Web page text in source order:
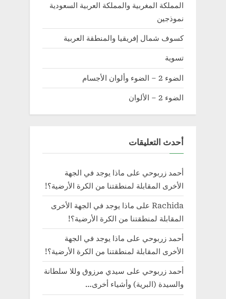
المملكة المغربية والمملكة العربية السعودية
نموذجين
كسوف شمال إفريقيا والمنطقة العربية
تسوية
الضوء 2 – الضوء وألوان الأجسام
الضوء 2 – الألوان
أحدث التعليقات
أحمد زربوحي على ماذا يوجد في الجهة
الأخرى المقابلة لمنطقتنا من الكرة الأرضية؟!
Rachida على ماذا يوجد في الجهة الأخرى
المقابلة لمنطقتنا من الكرة الأرضية؟!
أحمد زربوحي على ماذا يوجد في الجهة
الأخرى المقابلة لمنطقتنا من الكرة الأرضية؟!
أحمد زربوحي على سيدي مرزوق وللا سلطانة
والسيدة (البرية) وأشياء أخرى…